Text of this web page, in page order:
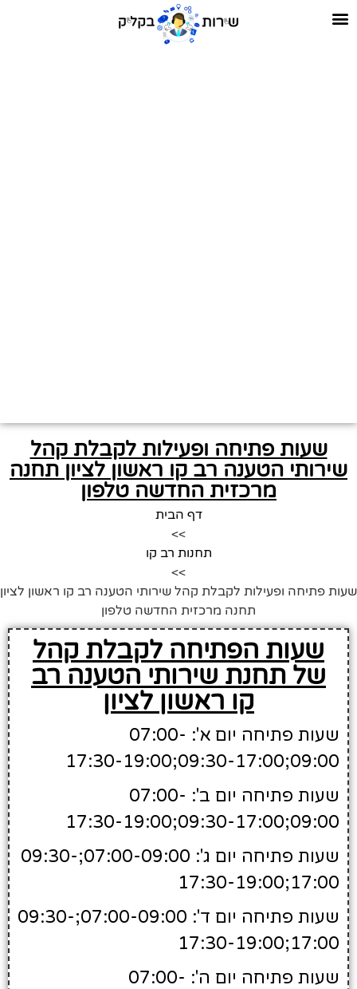
שעות פתיחה ופעילות לקבלת קהל
שירותי הטענה רב קו ראשון לציון תחנה
מרכזית החדשה טלפון
דף הבית
>>
תחנות רב קו
>>
שעות פתיחה ופעילות לקבלת קהל שירותי הטענה רב קו ראשון לציון
תחנה מרכזית החדשה טלפון
שעות הפתיחה לקבלת קהל
של תחנת שירותי הטענה רב
קו ראשון לציון
שעות פתיחה יום א': 07:00-
09:00;09:30-17:00;17:30-19:00
שעות פתיחה יום ב': 07:00-
09:00;09:30-17:00;17:30-19:00
שעות פתיחה יום ג': 07:00-09:00;09:30-
17:00;17:30-19:00
שעות פתיחה יום ד': 07:00-09:00;09:30-
17:00;17:30-19:00
שעות פתיחה יום ה': 07:00-